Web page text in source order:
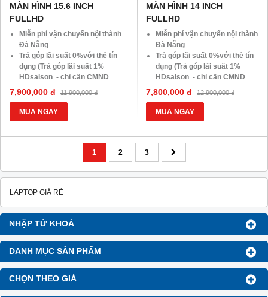
NHẬP TỪ KHOÁ
DANH MỤC SẢN PHẨM
CHỌN THEO GIÁ
MÀN HÌNH 15.6 INCH
FULLHD
Miễn phí vận chuyển nội thành
Đà Nẵng
Trả góp lãi suất 0%với thẻ tín
dụng (Trả góp lãi suất 1%
HDsaison - chỉ cần CMND
BLX hoặc hộ khẩu gốc )
Giảm 20%khi nâng cấp Ram-
SSD
Giảm giá trực tiếp đối với
10.000 Voucher Giảm
7,900,000 đ 11,900,000 đ
MUA NGAY
MÀN HÌNH 14 INCH
FULLHD
Miễn phí vận chuyển nội thành
Đà Nẵng
Trả góp lãi suất 0%với thẻ tín
dụng (Trả góp lãi suất 1%
HDsaison - chỉ cần CMND
BLX hoặc hộ khẩu gốc )
Giảm 20%khi nâng cấp Ram-
SSD
Giảm giá trực tiếp đối với
10.000 Voucher Giảm
Giá 500.000đ
7,800,000 đ 12,900,000 đ
MUA NGAY
1 2 3
LAPTOP GIÁ RẺ